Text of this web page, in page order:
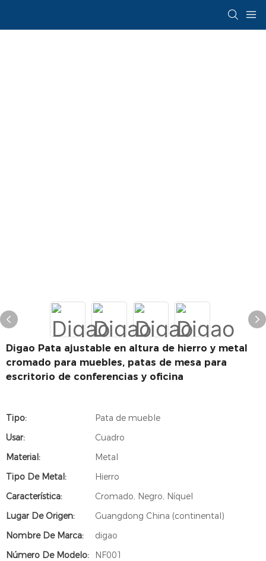
Digao Pata ajustable en altura de hierro y metal
cromado para muebles, patas de mesa para
escritorio de conferencias y oficina
Tipo:
Pata de mueble
Usar:
Cuadro
Material:
Metal
Tipo De Metal:
Hierro
Característica:
Cromado, Negro, Níquel
Lugar De Origen:
Guangdong China (continental)
Nombre De Marca:
digao
Número De Modelo:
NF001